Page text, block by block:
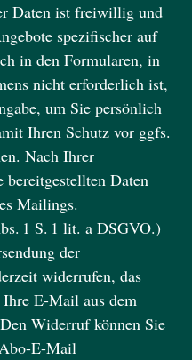
Daten ist freiwillig und
spezifischer auf
in den Formularen, in
nicht erforderlich ist,
um Sie persönlich
Ihren Schutz vor ggfs.
Nach Ihrer
Daten
Mailings.
1 S. 1 lit. a DSGVO.)
der
widerrufen, das
E-Mail aus dem
Widerruf können Sie
E-Mail